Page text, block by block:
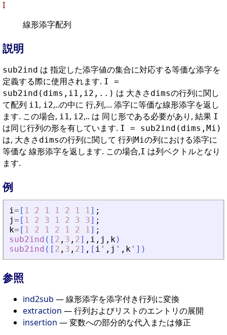
I
線形添字配列
説明
sub2ind は 指定した添字値の集合に対応する等価な添字を
定義する際に使用されます. I =
sub2ind(dims,i1,i2,..) は 大きさ dimsの行列に関し
て配列 i1, i2,..の中に 行,列,... 添字に等価な線形添字を返し
ます. この場合, i1, i2,.. は 同じ形である必要があり, 結果 I
は同じ行列の形を有しています. I = sub2ind(dims,Mi)
は, 大きさ dimsの行列に関して 行列Miの列における添字に
等価な 線形添字を返します. この場合,I は列ベクトルとなり
ます.
例
i= [ 1 2 1 1 2 1 1] ;
j= [ 1 2 3 1 2 3 3] ;
k= [ 1 2 1 2 1 2 1] ;
sub2ind ( [ 2 , 3 , 2] , i , j , k)
sub2ind ( [ 2 , 3 , 2] , [ i ' , j ' , k ' ] )
参照
ind2sub — 線形添字を添字付き行列に変換
extraction — 行列およびリストのエントリの展開
insertion — 変数への部分的な代入または修正